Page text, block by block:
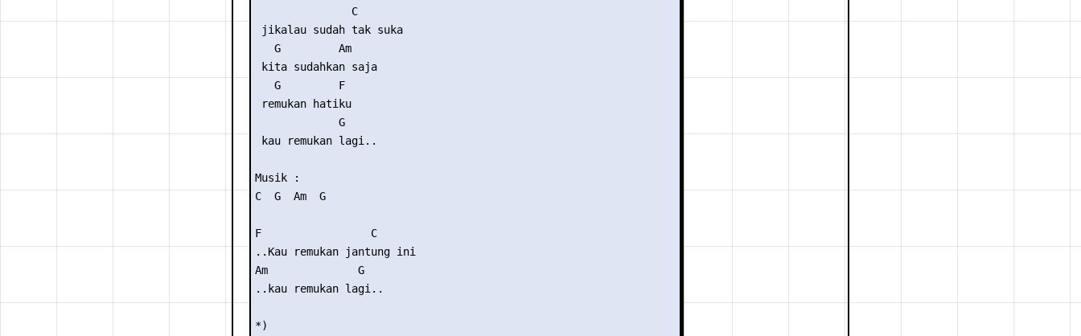
               C
jikalau sudah tak suka
   G         Am
kita sudahkan saja
   G         F
remukan hatiku
             G
kau remukan lagi..
Musik :
C  G  Am  G
F                 C
..Kau remukan jantung ini
Am              G
..kau remukan lagi..
*)